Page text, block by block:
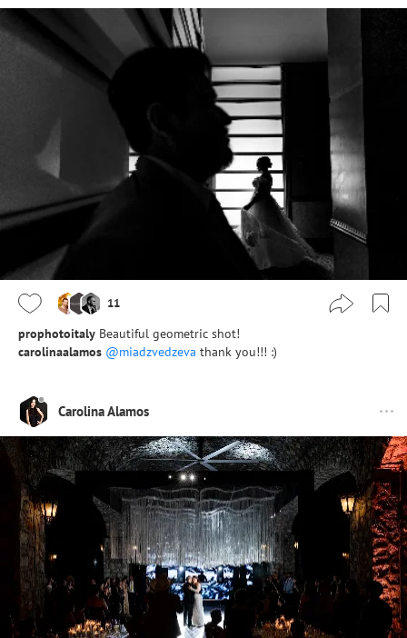
11
prophotoitaly Beautiful geometric shot!
carolinaalamos @miadzvedzeva thank you!!! :)
Carolina Alamos